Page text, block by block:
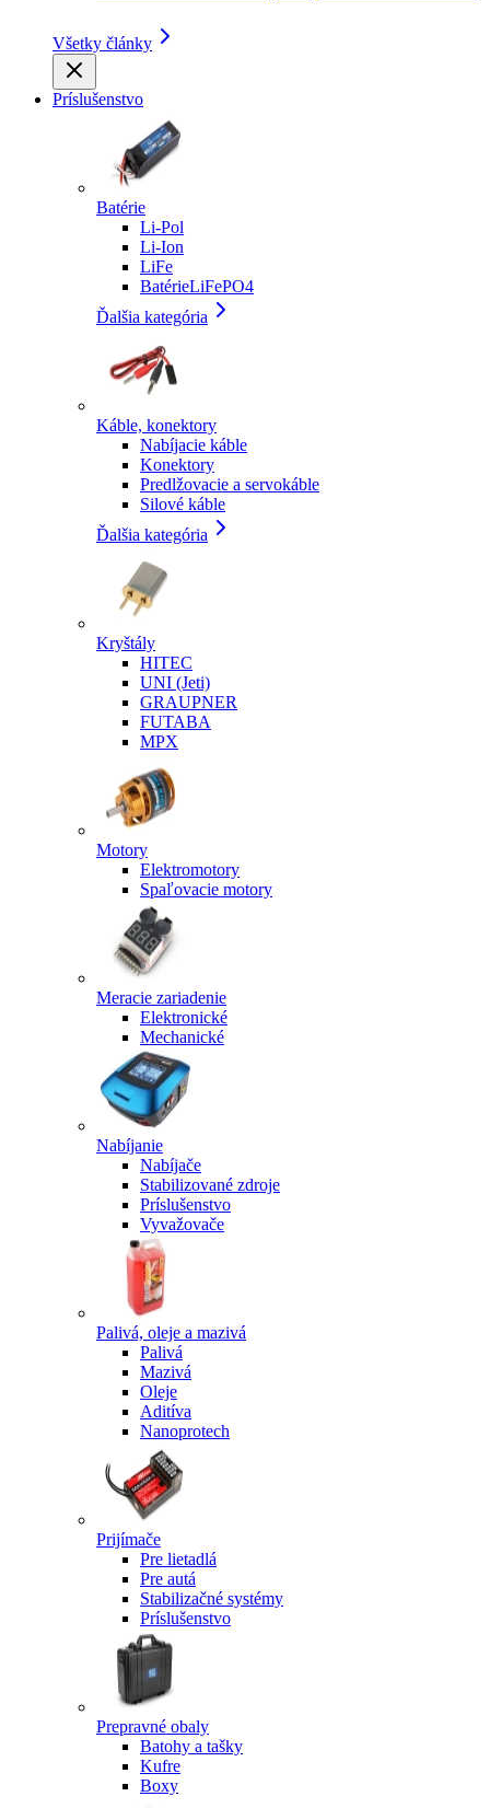
Všetky články
Príslušenstvo
Batérie
Li-Pol
Li-Ion
LiFe
BatérieLiFePO4
Ďalšia kategória
Káble, konektory
Nabíjacie káble
Konektory
Predlžovacie a servokáble
Silové káble
Ďalšia kategória
Kryštály
HITEC
UNI (Jeti)
GRAUPNER
FUTABA
MPX
Motory
Elektromotory
Spaľovacie motory
Meracie zariadenie
Elektronické
Mechanické
Nabíjanie
Nabíjače
Stabilizované zdroje
Príslušenstvo
Vyvažovače
Palivá, oleje a mazivá
Palivá
Mazivá
Oleje
Aditíva
Nanoprotech
Prijímače
Pre lietadlá
Pre autá
Stabilizačné systémy
Príslušenstvo
Prepravné obaly
Batohy a tašky
Kufre
Boxy